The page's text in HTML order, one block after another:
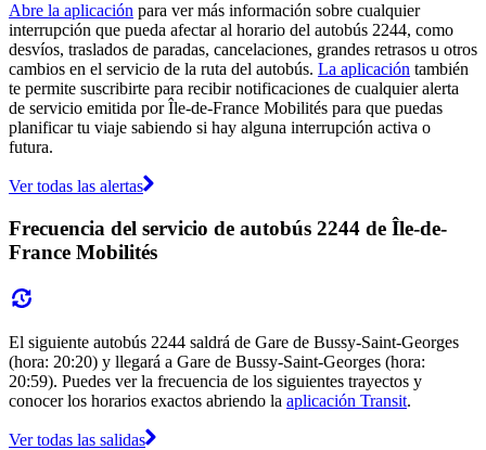
Abre la aplicación para ver más información sobre cualquier
interrupción que pueda afectar al horario del autobús 2244, como
desvíos, traslados de paradas, cancelaciones, grandes retrasos u otros
cambios en el servicio de la ruta del autobús. La aplicación también
te permite suscribirte para recibir notificaciones de cualquier alerta
de servicio emitida por Île-de-France Mobilités para que puedas
planificar tu viaje sabiendo si hay alguna interrupción activa o
futura.
Ver todas las alertas
Frecuencia del servicio de autobús 2244 de Île-de-
France Mobilités
El siguiente autobús 2244 saldrá de Gare de Bussy-Saint-Georges
(hora: 20:20) y llegará a Gare de Bussy-Saint-Georges (hora:
20:59). Puedes ver la frecuencia de los siguientes trayectos y
conocer los horarios exactos abriendo la aplicación Transit.
Ver todas las salidas